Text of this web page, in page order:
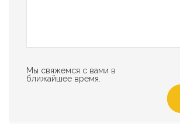
Мы свяжемся с вами в
ближайшее время.